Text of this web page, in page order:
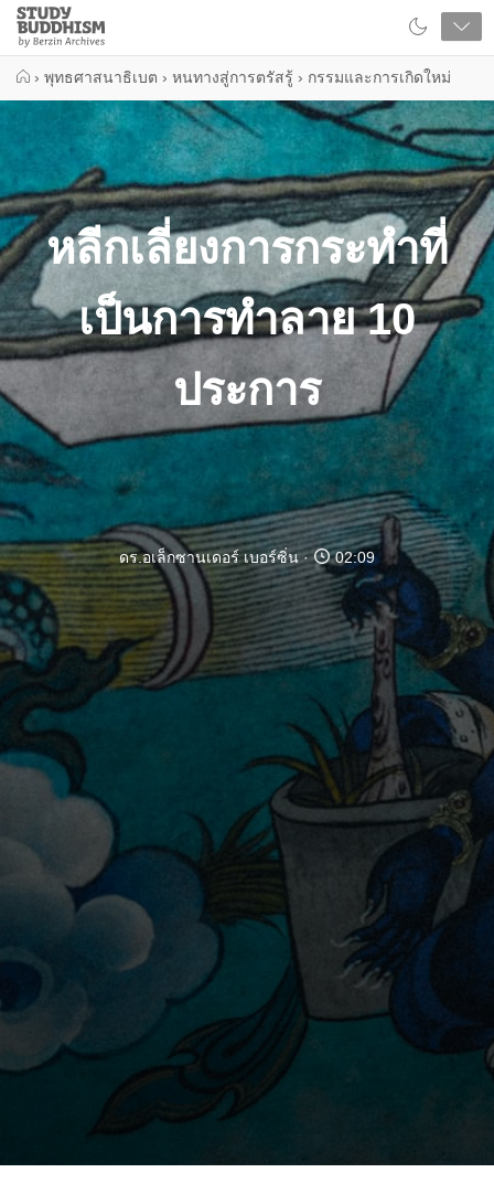
Close
Study
Buddhism
› พุทธศาสนาธิเบต › หนทางสู่การตรัสรู้ › กรรมและการเกิดใหม่
หลีกเลี่ยงการกระทำที่
เป็นการทำลาย 10
ประการ
ดร.อเล็กซานเดอร์ เบอร์ซิ่น 02:09